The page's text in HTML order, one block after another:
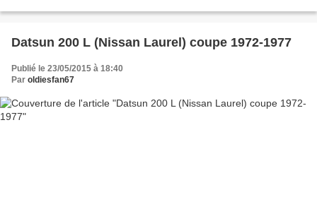
Datsun 200 L (Nissan Laurel) coupe 1972-1977
Publié le 23/05/2015 à 18:40
Par oldiesfan67